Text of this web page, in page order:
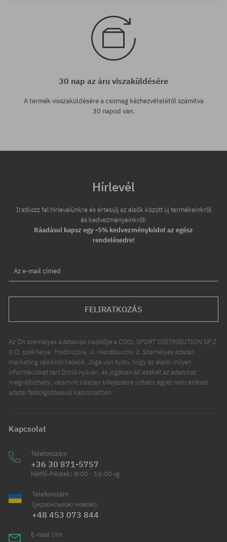
30 nap az áru viszaküldésére
A termék visszaküldésére a csomag kézhezvételétől számítva
30 napod van.
Hírlevél
Iratkozz fel hírlevelünkre és értesülj az elsők között új termékeinkről
és kedvezményeinkről!
Ráadásul kapsz egy -5% kedvezménykódot az egész
rendelésedre!
Az e-mail címed
FELIRATKOZÁS
Az Ön személyes adatainak kezelője a COOL SPORT DISTRIBUTION SP Z
O O, székhelye: Modlniczka, ul. Handlowców 2. Személyes adatait
marketing célokból kezelik. Joga van tudni, hogy az eladó milyen
információkat tart Önről nyilván, és jogában áll ezeket az adatokat
megváltoztatni, valamint írásban kifejezésre juttatni egyet nem értését
adatai feldolgozásával kapcsolatban.
Kapcsolat
Telefonszám
+36 30 871-5757
Hétfő-Péntek: 8:00 - 16:00-ig
Telefonszám
(українською мовою)
+48 453 073 844
E-mail cím